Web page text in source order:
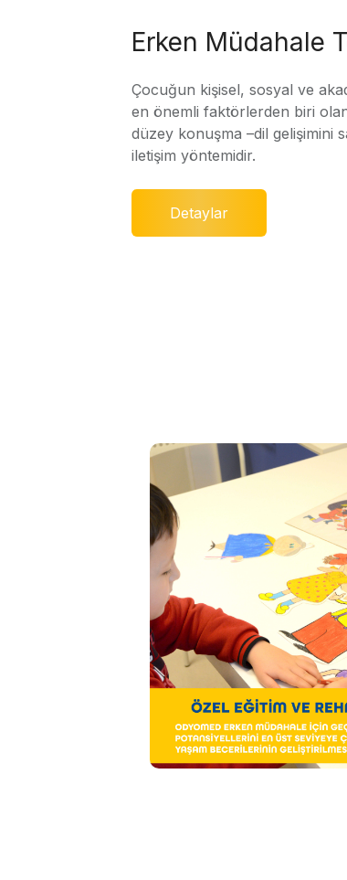
Erken Müdahale
Çocuğun kişisel, sosyal ve
en önemli faktörlerden biri
düzey konuşma –dil gelişimini
iletişim yöntemidir.
Detaylar